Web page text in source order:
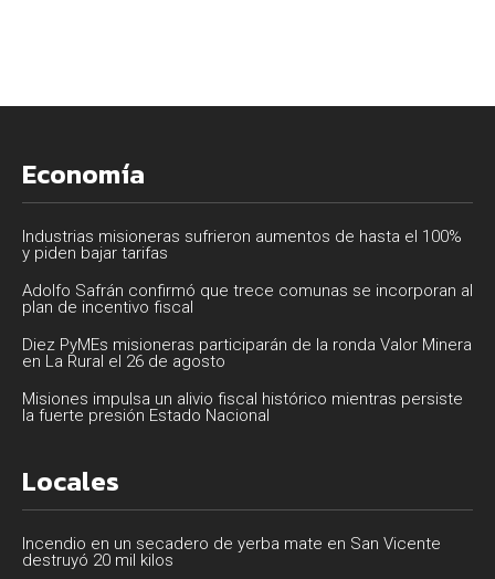
Economía
Industrias misioneras sufrieron aumentos de hasta el 100%
y piden bajar tarifas
Adolfo Safrán confirmó que trece comunas se incorporan al
plan de incentivo fiscal
Diez PyMEs misioneras participarán de la ronda Valor Minera
en La Rural el 26 de agosto
Misiones impulsa un alivio fiscal histórico mientras persiste
la fuerte presión Estado Nacional
Locales
Incendio en un secadero de yerba mate en San Vicente
destruyó 20 mil kilos